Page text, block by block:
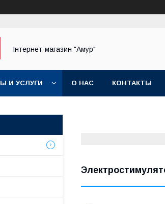
Інтернет-магазин "Амур"
И УСЛУГИ О НАС КОНТАКТЫ